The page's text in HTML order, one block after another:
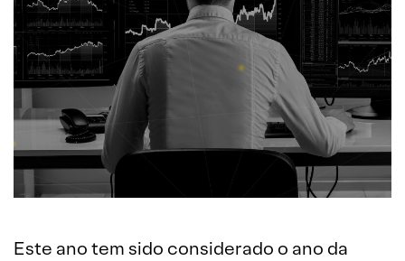
Este ano tem sido considerado o ano da